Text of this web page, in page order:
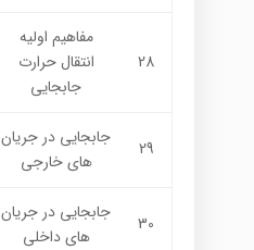
28
مفاهيم اوليه
انتقال حرارت
جابجايي
29
جابجايي در جريان
هاي خارجي
30
جابجايي در جريان
هاي داخلي